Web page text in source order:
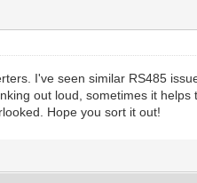
I've seen similar RS485
out loud, sometimes it
Hope you sort it out!